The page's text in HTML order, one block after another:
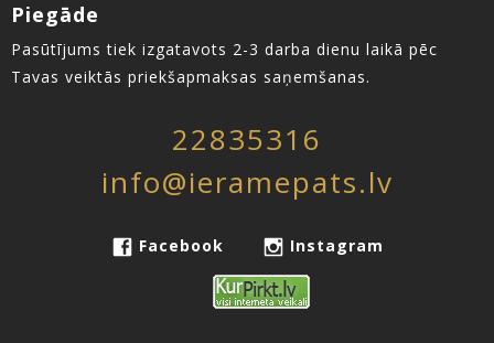
Piegāde
Pasūtījums tiek izgatavots 2-3 darba dienu laikā pēc
Tavas veiktās priekšapmaksas saņemšanas.
22835316
info@ieramepats.lv
Facebook Instagram